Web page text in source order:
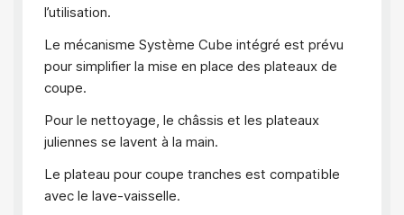
l’utilisation.
Le mécanisme Système Cube intégré est prévu
pour simplifier la mise en place des plateaux de
coupe.
Pour le nettoyage, le châssis et les plateaux
juliennes se lavent à la main.
Le plateau pour coupe tranches est compatible
avec le lave-vaisselle.